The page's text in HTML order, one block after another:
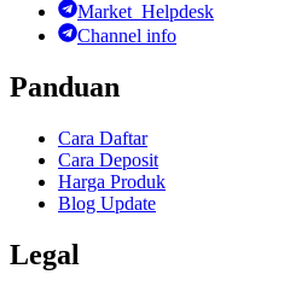
Market_Helpdesk
Channel info
Panduan
Cara Daftar
Cara Deposit
Harga Produk
Blog Update
Legal